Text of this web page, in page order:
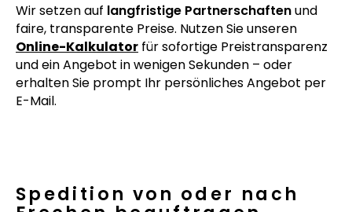
Wir setzen auf langfristige Partnerschaftenund
faire, transparente Preise. Nutzen Sie unseren
Online-Kalkulator für sofortige Preistransparenz
und ein Angebot in wenigen Sekunden – oder
erhalten Sie prompt Ihr persönliches Angebot per
E-Mail.
Spedition von oder nach